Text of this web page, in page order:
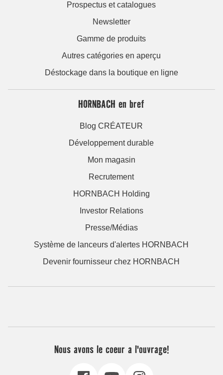
Prospectus et catalogues
Newsletter
Gamme de produits
Autres catégories en aperçu
Déstockage dans la boutique en ligne
HORNBACH en bref
Blog CRÉATEUR
Développement durable
Mon magasin
Recrutement
HORNBACH Holding
Investor Relations
Presse/Médias
Système de lanceurs d'alertes HORNBACH
Devenir fournisseur chez HORNBACH
Nous avons le coeur a l'ouvrage!